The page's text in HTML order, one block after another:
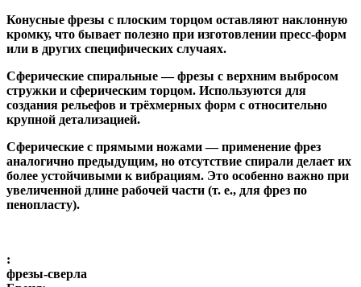
Конусные фрезы с плоским торцом оставляют наклонную
кромку, что бывает полезно при изготовлении пресс-форм
или в других специфических случаях.
Сферические спиральные— фрезы с верхним выбросом
стружки и сферическим торцом. Используются для
создания рельефов и трёхмерных форм с относительно
крупной детализацией.
Сферические с прямыми ножами— применение фрез
аналогично предыдущим, но отсутствие спирали делает их
более устойчивыми к вибрациям. Это особенно важно при
увеличенной длине рабочей части (т. е., для фрез по
пенопласту).
:
фрезы-сверла